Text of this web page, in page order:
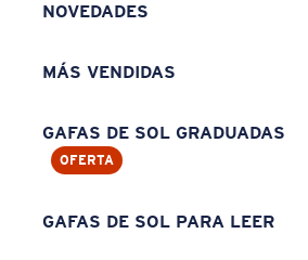
NOVEDADES
MÁS VENDIDAS
GAFAS DE SOL GRADUADAS
OFERTA
GAFAS DE SOL PARA LEER